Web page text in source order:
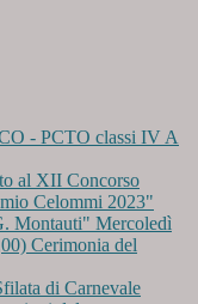
- PCTO classi IV A
al XII Concorso
Celommi 2023"
Montauti" Mercoledì
Cerimonia del
di Carnevale